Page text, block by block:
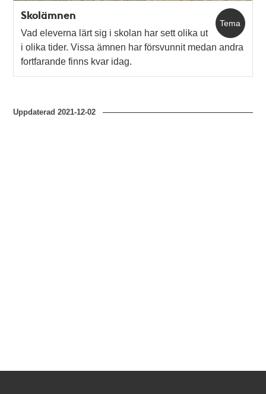
Tema
Skolämnen
Vad eleverna lärt sig i skolan har sett olika ut
i olika tider. Vissa ämnen har försvunnit medan andra
fortfarande finns kvar idag.
Uppdaterad2021-12-02